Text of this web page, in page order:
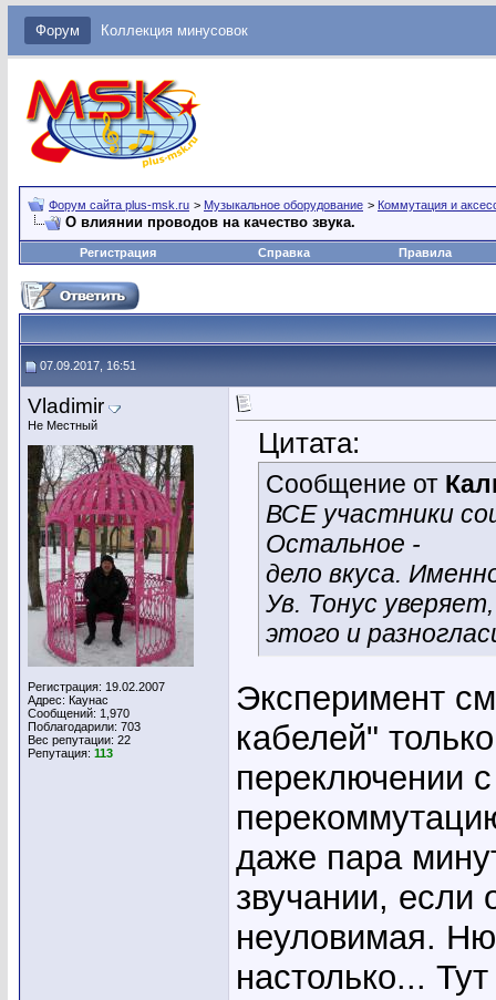
Форум Коллекция минусовок
Форум сайта plus-msk.ru > Музыкальное оборудование > Коммутация и
О влиянии проводов на качество звука.
Регистрация Справка Правила
07.09.2017, 16:51
Vladimir
Не Местный
Регистрация: 19.02.2007
Адрес: Каунас
Сообщений: 1,970
Поблагодарили: 703
Вес репутации: 22
Репутация: 113
Цитата:
Сообщение от
ВСЕ участники
Остальное -
дело вкуса.
Ув. Тонус
этого и
Эксперимент
кабелей"
переключении
даже пара
звучании, если
неуловимая.
настолько...